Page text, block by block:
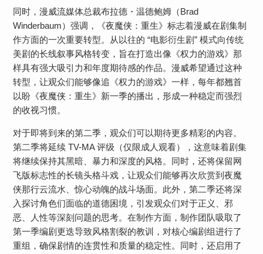
同时，漫威流媒体总裁布拉德・温德鲍姆（Brad
Winderbaum）强调，《夜魔侠：重生》标志着漫威在剧集制
作方面的一次重要转型。从以往的 “电影衍生剧” 模式向传统
美剧的长线叙事风格转变，旨在打造出像《权力的游戏》那
样具有强大吸引力和年度期待感的作品。漫威希望通过这种
转型，让观众们能够像追《权力的游戏》一样，每年都翘首
以盼《夜魔侠：重生》新一季的播出，形成一种稳定而强烈
的收视习惯。
对于即将到来的第二季，观众们可以期待更多精彩的内容。
第二季将延续 TV-MA 评级（仅限成人观看），这意味着剧集
将继续保持其黑暗、暴力和深度的风格。同时，还将保留网
飞版标志性的长镜头格斗戏，让观众们能够再次欣赏到夜魔
侠那行云流水、惊心动魄的战斗场面。此外，第二季还将深
入探讨角色们面临的道德困境，引发观众们对于正义、邪
恶、人性等深刻问题的思考。在制作方面，制作团队吸取了
第一季编剧更迭导致风格割裂的教训，对核心编剧组进行了
重组，确保剧情的连贯性和质量的稳定性。同时，还启用了